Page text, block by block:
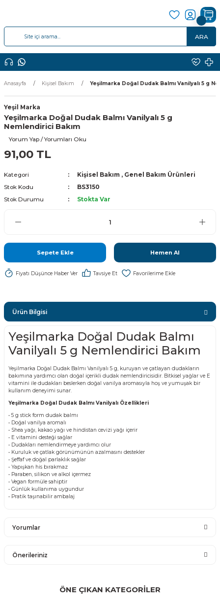
ARA
Anasayfa Kişisel Bakım Yeşilmarka Doğal Dudak Balmı Vanilyalı 5 g
Yeşil Marka
Yeşilmarka Doğal Dudak Balmı Vanilyalı 5 g
Nemlendirici Bakım
Yorum Yap / Yorumları Oku
91,00 TL
Kategori Kişisel Bakım , Genel Bakım Ürünleri
Stok Kodu
BS3150
Stok Durumu
Stokta Var
Sepete Ekle Hemen Al
Fiyatı Düşünce Haber Ver Tavsiye Et
Ürün Bilgisi
Yeşilmarka Doğal Dudak Balmı
Vanilyalı 5 g Nemlendirici Bakım
Yeşilmarka Doğal Dudak Balmı Vanilyalı 5 g, kuruyan ve çatlayan dudakların
bakımına yardımcı olan doğal içerikli dudak nemlendiricisidir. Bitkisel yağlar ve E
vitamini ile dudakları beslerken doğal vanilya aromasıyla hoş ve yumuşak bir
kullanım deneyimi sunar.
Yeşilmarka Doğal Dudak Balmı Vanilyalı Özellikleri
• 5 g stick form dudak balmı
• Doğal vanilya aromalı
• Shea yağı, kakao yağı ve hindistan cevizi yağı içerir
• E vitamini desteği sağlar
• Dudakları nemlendirmeye yardımcı olur
• Kuruluk ve çatlak görünümünün azalmasını destekler
• Şeffaf ve doğal parlaklık sağlar
• Yapışkan his bırakmaz
• Paraben, silikon ve alkol içermez
• Vegan formüle sahiptir
• Günlük kullanıma uygundur
• Pratik taşınabilir ambalaj
Yorumlar
Önerileriniz
konularda yetersiz gördüğünüz noktaları öneri formunu
kullanarak tarafımıza iletebilirsiniz.
ÖNE ÇIKAN KATEGORİLER